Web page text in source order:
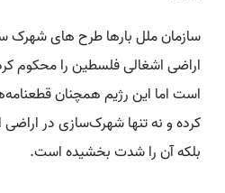
سازمان ملل بارها طرح های شهرک
اراضی اشغالی فلسطین را محکوم
است اما این رژیم همچنان
کرده و نه تنها شهرک‌سازی در اراضی
بلکه آن را شدت بخشیده است.